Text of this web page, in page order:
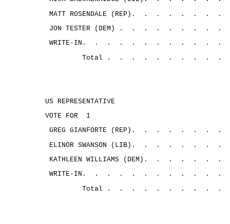
MATT ROSENDALE (REP).
. . . . . .
.
JON TESTER (DEM) .
. . . . . . .
.
WRITE-IN.
. . . . . . . . . .
.
Total .
. . . . . . . . .
US REPRESENTATIVE
VOTE FOR
1
GREG GIANFORTE (REP).
. . . . . .
.
ELINOR SWANSON (LIB).
. . . . . .
.
KATHLEEN WILLIAMS (DEM).
. . . . .
.
WRITE-IN.
. . . . . . . . . .
.
Total .
. . . . . . . . .